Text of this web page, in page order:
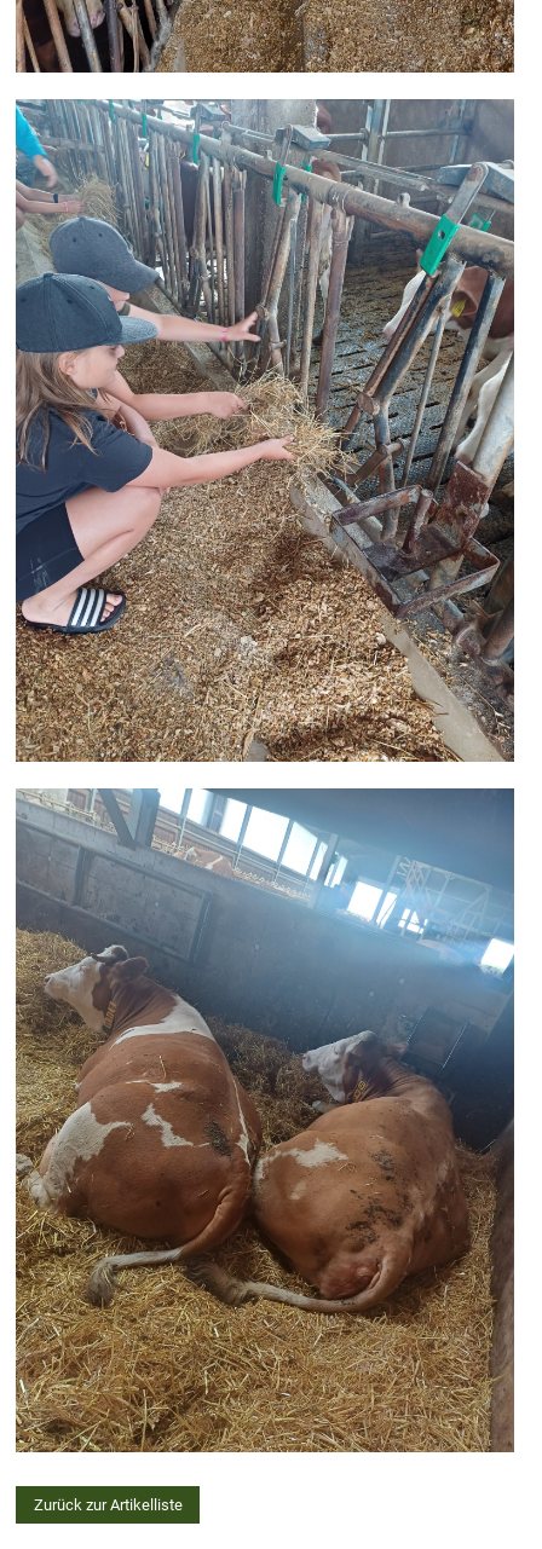
Zurück zur Artikelliste